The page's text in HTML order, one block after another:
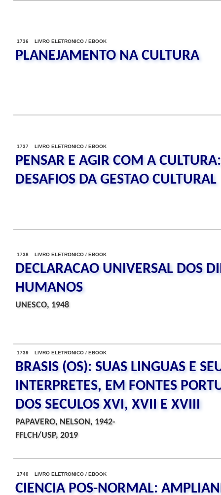
1736 LIVRO ELETRONICO / EBOOK
PLANEJAMENTO NA CULTURA
1737 LIVRO ELETRONICO / EBOOK
PENSAR E AGIR COM A CULTURA:
DESAFIOS DA GESTAO CULTURAL
1738 LIVRO ELETRONICO / EBOOK
DECLARACAO UNIVERSAL DOS
HUMANOS
UNESCO, 1948
1739 LIVRO ELETRONICO / EBOOK
BRASIS (OS): SUAS LINGUAS E
INTERPRETES, EM FONTES
DOS SECULOS XVI, XVII E XVIII
PAPAVERO, NELSON, 1942-
FFLCH/USP, 2019
1740 LIVRO ELETRONICO / EBOOK
CIENCIA POS-NORMAL: